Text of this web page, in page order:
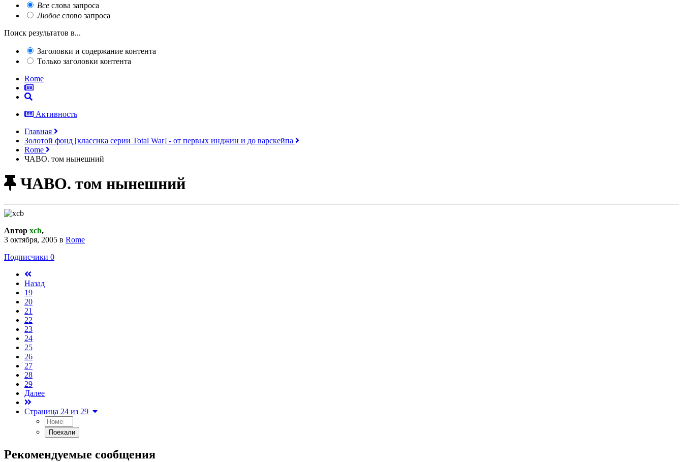
Все слова запроса
Любое слово запроса
Поиск результатов в...
Заголовки и содержание контента
Только заголовки контента
Rome
Активность
Главная
Золотой фонд [классика серии Total War] - от первых инджин и до варскейпа
Rome
ЧАВО. том нынешний
ЧАВО. том нынешний
Автор xcb,
3 октября, 2005 в Rome
Подписчики 0
Назад
19
20
21
22
23
24
25
26
27
28
29
Далее
Страница 24 из 29
Рекомендуемые сообщения